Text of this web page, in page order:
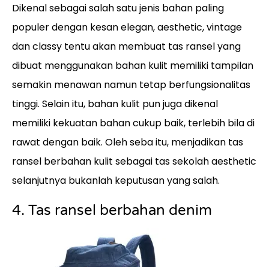
Dikenal sebagai salah satu jenis bahan paling
populer dengan kesan elegan, aesthetic, vintage
dan classy tentu akan membuat tas ransel yang
dibuat menggunakan bahan kulit memiliki tampilan
semakin menawan namun tetap berfungsionalitas
tinggi. Selain itu, bahan kulit pun juga dikenal
memiliki kekuatan bahan cukup baik, terlebih bila di
rawat dengan baik. Oleh seba itu, menjadikan tas
ransel berbahan kulit sebagai tas sekolah aesthetic
selanjutnya bukanlah keputusan yang salah.
4. Tas ransel berbahan denim